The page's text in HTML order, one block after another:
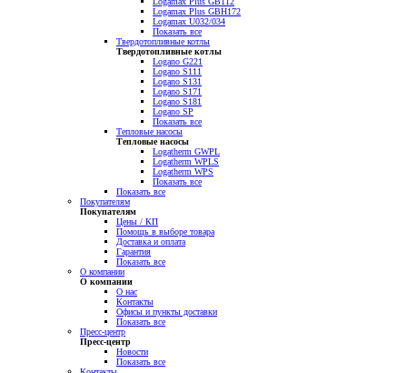
Logamax Plus GBH172
Logamax U032/034
Показать все
Твердотопливные котлы
Твердотопливные котлы
Logano G221
Logano S111
Logano S131
Logano S171
Logano S181
Logano SP
Показать все
Тепловые насосы
Тепловые насосы
Logatherm GWPL
Logatherm WPLS
Logatherm WPS
Показать все
Показать все
Покупателям
Покупателям
Цены / КП
Помощь в выборе товара
Доставка и оплата
Гарантия
Показать все
О компании
О компании
О нас
Контакты
Офисы и пункты доставки
Показать все
Пресс-центр
Пресс-центр
Новости
Показать все